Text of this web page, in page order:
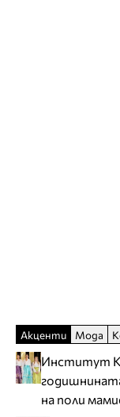
Акценти Мода
Институт
на поли